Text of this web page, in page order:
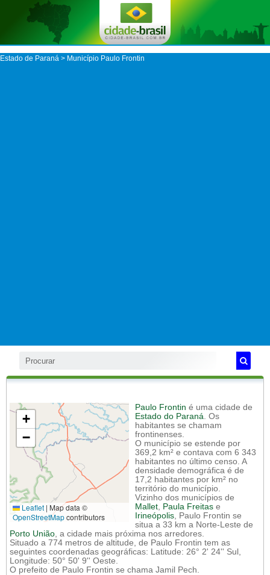
Estado de Paraná > Município Paulo Frontin
+
−
Leaflet | Map data ©
OpenStreetMapcontributors
Paulo Frontin é uma cidade de
Estado do Paraná. Os
habitantes se chamam
frontinenses.
O município se estende por
369,2 km² e contava com 6 343
habitantes no último censo. A
densidade demográfica é de
17,2 habitantes por km² no
território do município.
Vizinho dos municípios de
Mallet, Paula Freitas e
Irineópolis, Paulo Frontin se
situa a 33 km a Norte-Leste de
Porto União, a cidade mais próxima nos arredores.
Situado a 774 metros de altitude, de Paulo Frontin tem as
seguintes coordenadas geográficas: Latitude: 26° 2' 24'' Sul,
Longitude: 50° 50' 9'' Oeste.
O prefeito de Paulo Frontin se chama Jamil Pech.